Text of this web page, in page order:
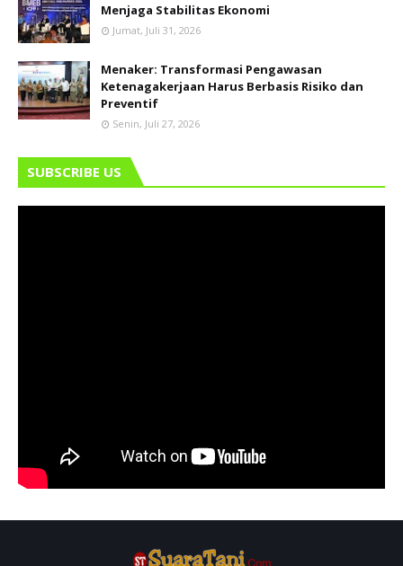
Menjaga Stabilitas Ekonomi
Jumat, Juli 31, 2026
Menaker: Transformasi Pengawasan
Ketenagakerjaan Harus Berbasis Risiko dan
Preventif
Senin, Juli 27, 2026
SUBSCRIBE US